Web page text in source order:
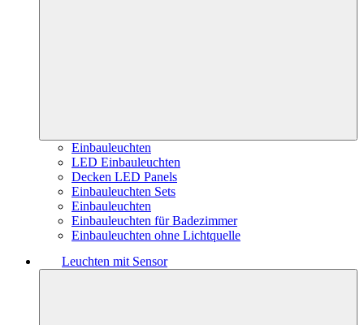
Einbauleuchten
LED Einbauleuchten
Decken LED Panels
Einbauleuchten Sets
Einbauleuchten
Einbauleuchten für Badezimmer
Einbauleuchten ohne Lichtquelle
Leuchten mit Sensor